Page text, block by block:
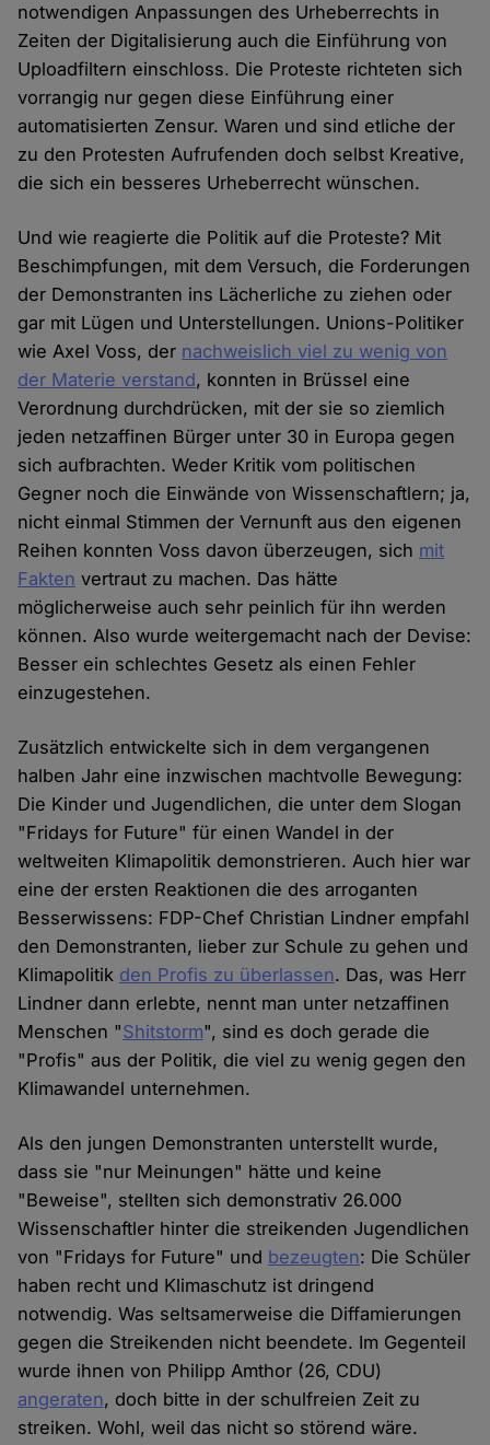
notwendigen Anpassungen des Urheberrechts in
Zeiten der Digitalisierung auch die Einführung von
Uploadfiltern einschloss. Die Proteste richteten sich
vorrangig nur gegen diese Einführung einer
automatisierten Zensur. Waren und sind etliche der
zu den Protesten Aufrufenden doch selbst Kreative,
die sich ein besseres Urheberrecht wünschen.
Und wie reagierte die Politik auf die Proteste? Mit
Beschimpfungen, mit dem Versuch, die Forderungen
der Demonstranten ins Lächerliche zu ziehen oder
gar mit Lügen und Unterstellungen. Unions-Politiker
wie Axel Voss, der nachweislich viel zu wenig von
der Materie verstand, konnten in Brüssel eine
Verordnung durchdrücken, mit der sie so ziemlich
jeden netzaffinen Bürger unter 30 in Europa gegen
sich aufbrachten. Weder Kritik vom politischen
Gegner noch die Einwände von Wissenschaftlern; ja,
nicht einmal Stimmen der Vernunft aus den eigenen
Reihen konnten Voss davon überzeugen, sich mit
Fakten vertraut zu machen. Das hätte
möglicherweise auch sehr peinlich für ihn werden
können. Also wurde weitergemacht nach der Devise:
Besser ein schlechtes Gesetz als einen Fehler
einzugestehen.
Zusätzlich entwickelte sich in dem vergangenen
halben Jahr eine inzwischen machtvolle Bewegung:
Die Kinder und Jugendlichen, die unter dem Slogan
"Fridays for Future" für einen Wandel in der
weltweiten Klimapolitik demonstrieren. Auch hier war
eine der ersten Reaktionen die des arroganten
Besserwissens: FDP-Chef Christian Lindner empfahl
den Demonstranten, lieber zur Schule zu gehen und
Klimapolitik den Profis zu überlassen. Das, was Herr
Lindner dann erlebte, nennt man unter netzaffinen
Menschen "Shitstorm", sind es doch gerade die
"Profis" aus der Politik, die viel zu wenig gegen den
Klimawandel unternehmen.
Als den jungen Demonstranten unterstellt wurde,
dass sie "nur Meinungen" hätte und keine
"Beweise", stellten sich demonstrativ 26.000
Wissenschaftler hinter die streikenden Jugendlichen
von "Fridays for Future" und bezeugten: Die Schüler
haben recht und Klimaschutz ist dringend
notwendig. Was seltsamerweise die Diffamierungen
gegen die Streikenden nicht beendete. Im Gegenteil
wurde ihnen von Philipp Amthor (26, CDU)
angeraten, doch bitte in der schulfreien Zeit zu
streiken. Wohl, weil das nicht so störend wäre.